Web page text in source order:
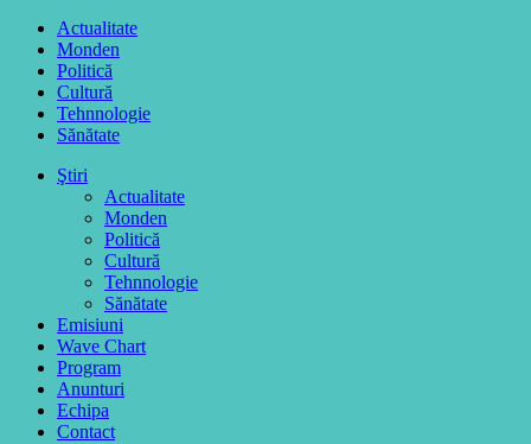
Actualitate
Monden
Politică
Cultură
Tehnnologie
Sănătate
Ştiri
Actualitate
Monden
Politică
Cultură
Tehnnologie
Sănătate
Emisiuni
Wave Chart
Program
Anunturi
Echipa
Contact